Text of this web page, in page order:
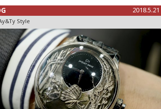
2018.5.21
Style